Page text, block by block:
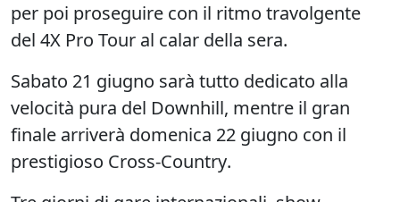
per poi proseguire con il ritmo travolgente
del 4X Pro Tour al calar della sera.
Sabato 21 giugno sarà tutto dedicato alla
velocità pura del Downhill, mentre il gran
finale arriverà domenica 22 giugno con il
prestigioso Cross-Country.